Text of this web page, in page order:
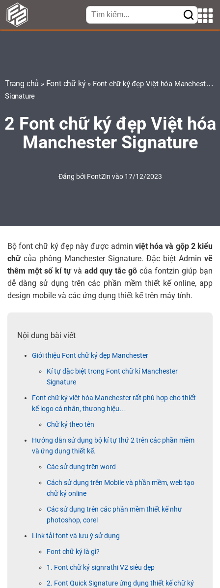
Trang chủ » Font chữ ký» Font chữ ký đẹp Việt hóa Manchester
Signature
2 Font chữ ký đẹp Việt hóa
Manchester Signature
Đăng bởi FontZin vào 17/12/2023
Bộ font chữ ký đẹp này được admin việt hóa và gộp 2 kiểu
chữcủa phông Manchester Signature. Đặc biệt Admin vẽ
thêm một số kí tự và add quy tắc gõ của fontzin giúp bạn
dễ dàng sử dụng trên các phần mềm thiết kế online, app
design mobile và các ứng dụng thiết kế trên máy tính.
Nội dung bài viết
Giới thiệu Font chữ ký đẹp Manchester
Kí tự đặc biệt trong Font chữ kí Manchester
Signature
Font chữ ký việt hóa Manchester rất phù hợp cho thiết
kế logo cá nhân, thương hiệu…
Chữ ký theo tên
Hướng dẫn sử dụng bộ kí tự thứ 2 trên các phần mềm
và ứng dụng thiết kế.
Các sử dụng trên word
Cách sử dụng trên Mobile và phần mềm, web tạo
chữ ký online
Các sử dụng trên các phần mềm thiết kế như
photoshop, corel
Link tải font và lưu ý sử dụng
Font chữ ký là gì?
1. Font chữ ký signrathi V2 siêu đẹp
2. Font Quick Signature ứng dụng thiết kế chữ ký